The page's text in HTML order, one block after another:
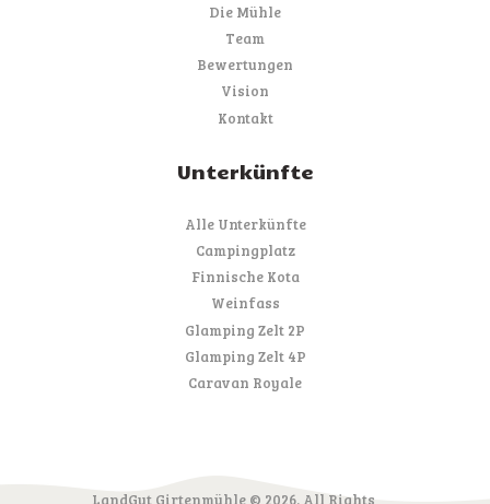
Die Mühle
Team
Bewertungen
Vision
Kontakt
Unterkünfte
Alle Unterkünfte
Campingplatz
Finnische Kota
Weinfass
Glamping Zelt 2P
Glamping Zelt 4P
Caravan Royale
LandGut Girtenmühle © 2026. All Rights